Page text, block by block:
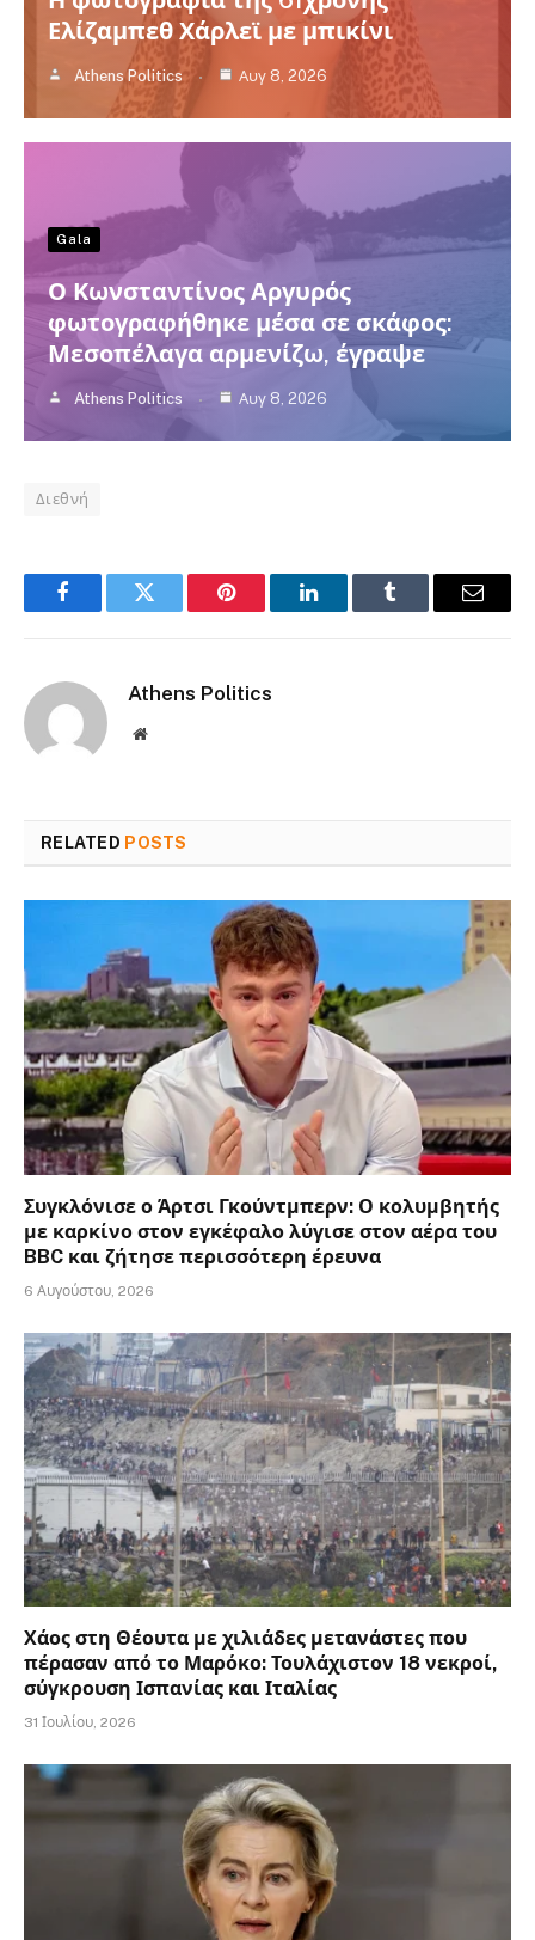
Ελίζαμπεθ Χάρλεϊ με μπικίνι
Athens Politics Αυγ 8, 2026
Gala
Ο Κωνσταντίνος Αργυρός
φωτογραφήθηκε μέσα σε σκάφος:
Μεσοπέλαγα αρμενίζω, έγραψε
Athens Politics Αυγ 8, 2026
Διεθνή
FacebookTwitter Pinterest LinkedInTumblr Email
Athens Politics
Website
RELATED POSTS
Συγκλόνισε ο Άρτσι Γκούντμπερν: Ο κολυμβητής
με καρκίνο στον εγκέφαλο λύγισε στον αέρα του
BBC και ζήτησε περισσότερη έρευνα
6 Αυγούστου, 2026
Χάος στη Θέουτα με χιλιάδες μετανάστες που
πέρασαν από το Μαρόκο: Τουλάχιστον 18 νεκροί,
σύγκρουση Ισπανίας και Ιταλίας
31 Ιουλίου, 2026